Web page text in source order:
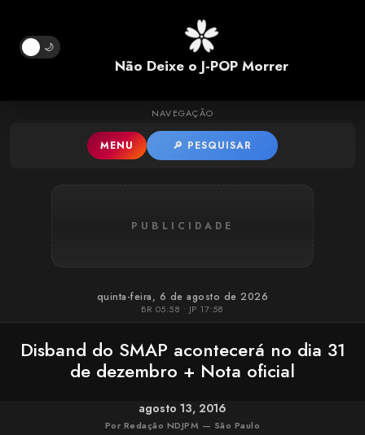
Pular para o conteúdo principal
🌙
Não Deixe o J-POP Morrer
NAVEGAÇÃO
MENU 🔎 PESQUISAR
PUBLICIDADE
quinta-feira, 6 de agosto de 2026
BR 05:58 • JP 17:58
Disband do SMAP acontecerá no dia 31
de dezembro + Nota oficial
agosto 13, 2016
Por Redação NDJPM — São Paulo